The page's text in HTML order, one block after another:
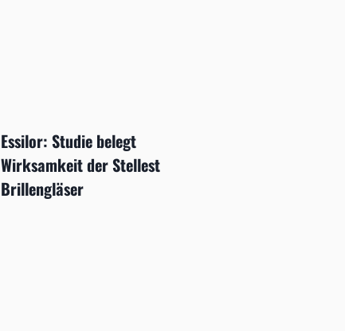
Essilor: Studie belegt
Wirksamkeit der Stellest
Brillengläser